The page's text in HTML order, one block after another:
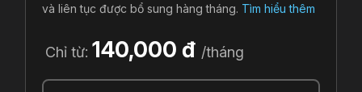
và liên tục được bổ sung hàng tháng. Tìm hiểu thêm
Chỉ từ: 140,000 đ /tháng